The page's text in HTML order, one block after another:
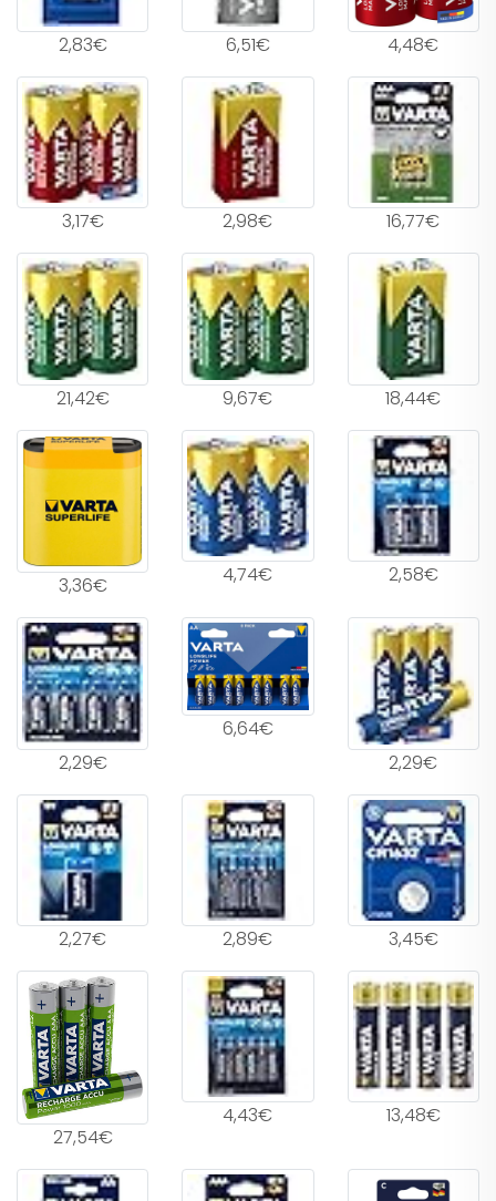
2,83€ 6,51€ 4,48€
3,17€ 2,98€ 16,77€
21,42€ 9,67€ 18,44€
3,36€ 4,74€ 2,58€
2,29€
6,64€
2,29€
2,27€ 2,89€ 3,45€
27,54€
4,43€ 13,48€